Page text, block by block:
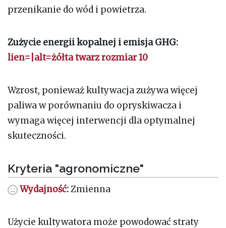
przenikanie do wód i powietrza.
Zużycie energii kopalnej i emisja GHG:
lien=|alt=żółta twarz rozmiar 10
Wzrost, ponieważ kultywacja zużywa więcej
paliwa w porównaniu do opryskiwacza i
wymaga więcej interwencji dla optymalnej
skuteczności.
Kryteria "agronomiczne"
Wydajność:Zmienna
Użycie kultywatora może powodować straty